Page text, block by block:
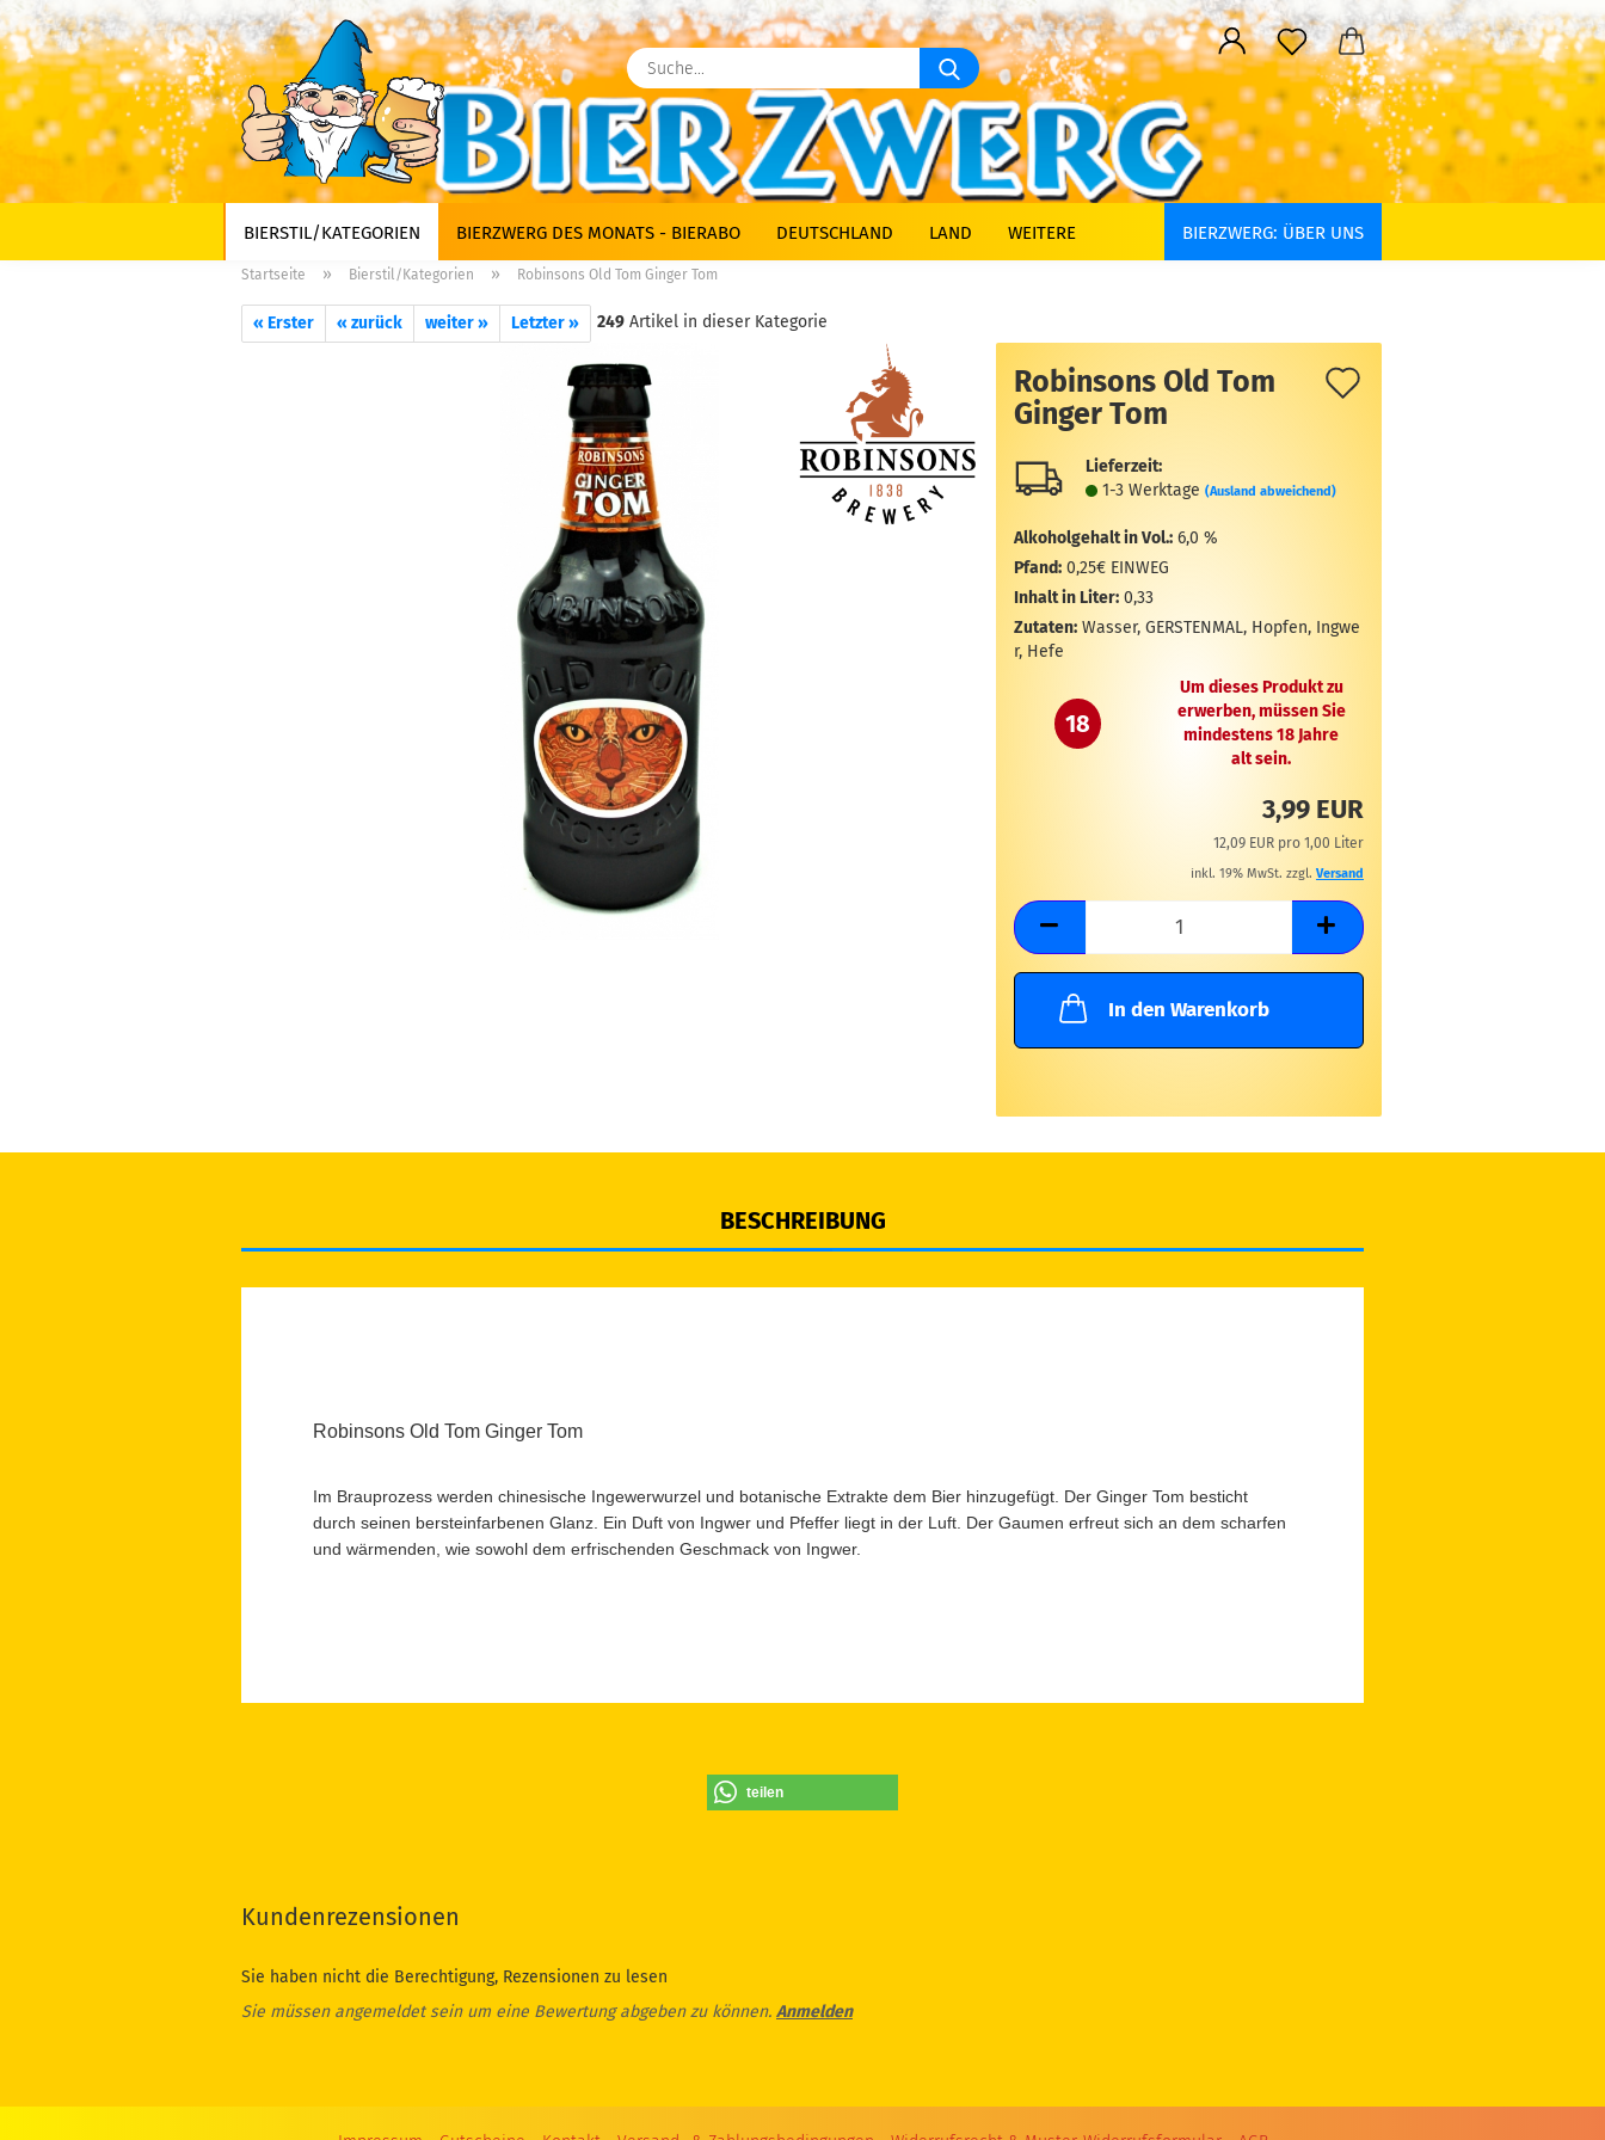
Suche...
BIERSTIL/KATEGORIEN BIERZWERG DES MONATS - BIERABO DEUTSCHLAND LAND BIERZWERG: ÜBER UNS
WEITERE
Startseite » Bierstil/Kategorien » Robinsons Old Tom Ginger Tom
« Erster « zurück weiter » Letzter » 249 Artikel in dieser Kategorie
Robinsons Old Tom
Ginger Tom
Lieferzeit:
1-3 Werktage (Ausland abweichend)
Alkoholgehalt in Vol.: 6,0 %
Pfand: 0,25€ EINWEG
Inhalt in Liter: 0,33
Zutaten: Wasser, GERSTENMAL, Hopfen, Ingwe
r, Hefe
18
Um dieses Produkt zu
erwerben, müssen Sie
mindestens 18 Jahre
alt sein.
3,99 EUR
12,09 EUR pro 1,00 Liter
inkl. 19% MwSt. zzgl. Versand
In den Warenkorb
BESCHREIBUNG
Robinsons Old Tom Ginger Tom
Im Brauprozess werden chinesische Ingewerwurzel und botanische Extrakte dem Bier hinzugefügt. Der Ginger Tom besticht
durch seinen bersteinfarbenen Glanz. Ein Duft von Ingwer und Pfeffer liegt in der Luft. Der Gaumen erfreut sich an dem scharfen
und wärmenden, wie sowohl dem erfrischenden Geschmack von Ingwer.
teilen
Kundenrezensionen
Sie haben nicht die Berechtigung, Rezensionen zu lesen
Sie müssen angemeldet sein um eine Bewertung abgeben zu können. Anmelden